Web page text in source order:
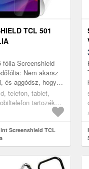
TCL 501
fólia Screenshield
Nem akarsz
és aggódsz, hogy új
eltörik? A
szá...
telefon, tablet,
tartozékok,
Screenshield TCL